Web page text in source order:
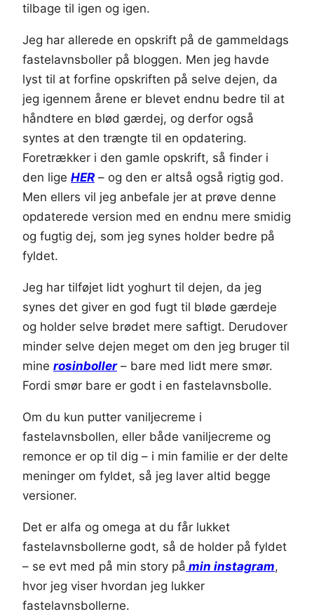
tilbage til igen og igen.
Jeg har allerede en opskrift på de gammeldags
fastelavnsboller på bloggen. Men jeg havde
lyst til at forfine opskriften på selve dejen, da
jeg igennem årene er blevet endnu bedre til at
håndtere en blød gærdej, og derfor også
syntes at den trængte til en opdatering.
Foretrækker i den gamle opskrift, så finder i
den lige HER – og den er altså også rigtig god.
Men ellers vil jeg anbefale jer at prøve denne
opdaterede version med en endnu mere smidig
og fugtig dej, som jeg synes holder bedre på
fyldet.
Jeg har tilføjet lidt yoghurt til dejen, da jeg
synes det giver en god fugt til bløde gærdeje
og holder selve brødet mere saftigt. Derudover
minder selve dejen meget om den jeg bruger til
mine rosinboller– bare med lidt mere smør.
Fordi smør bare er godt i en fastelavnsbolle.
Om du kun putter vaniljecreme i
fastelavnsbollen, eller både vaniljecreme og
remonce er op til dig – i min familie er der delte
meninger om fyldet, så jeg laver altid begge
versioner.
Det er alfa og omega at du får lukket
fastelavnsbollerne godt, så de holder på fyldet
– se evt med på min story på min instagram,
hvor jeg viser hvordan jeg lukker
fastelavnsbollerne.